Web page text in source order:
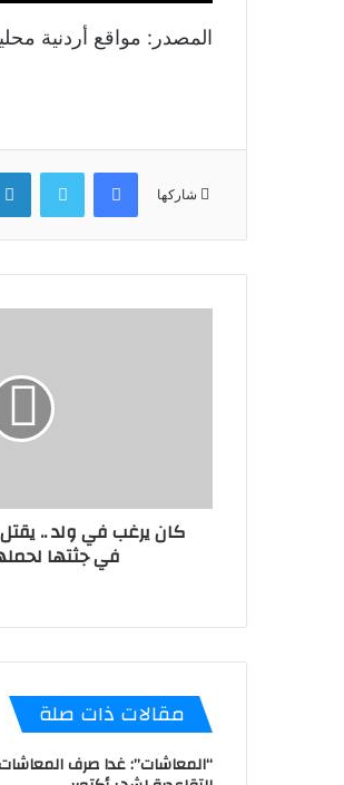
المصدر: مواقع أردنية
شاركها
فيسبوك تويتر
كان يرغب في ولد ..
في جثتها
مقالات ذات صلة
“المعاشات”: غدا صرف